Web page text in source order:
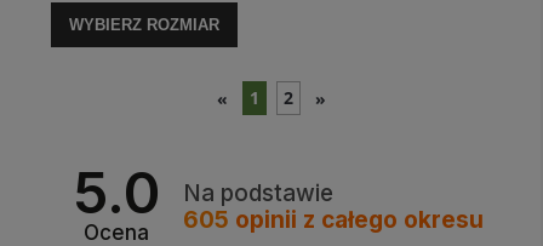
WYBIERZ ROZMIAR
« 1 2 »
5.0
Ocena
Na podstawie
605 opinii z całego okresu